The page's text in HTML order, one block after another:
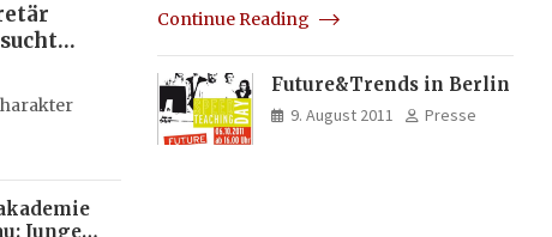
Junge
Continue Reading
Future&Trends in Berlin
9. August 2011 Presse